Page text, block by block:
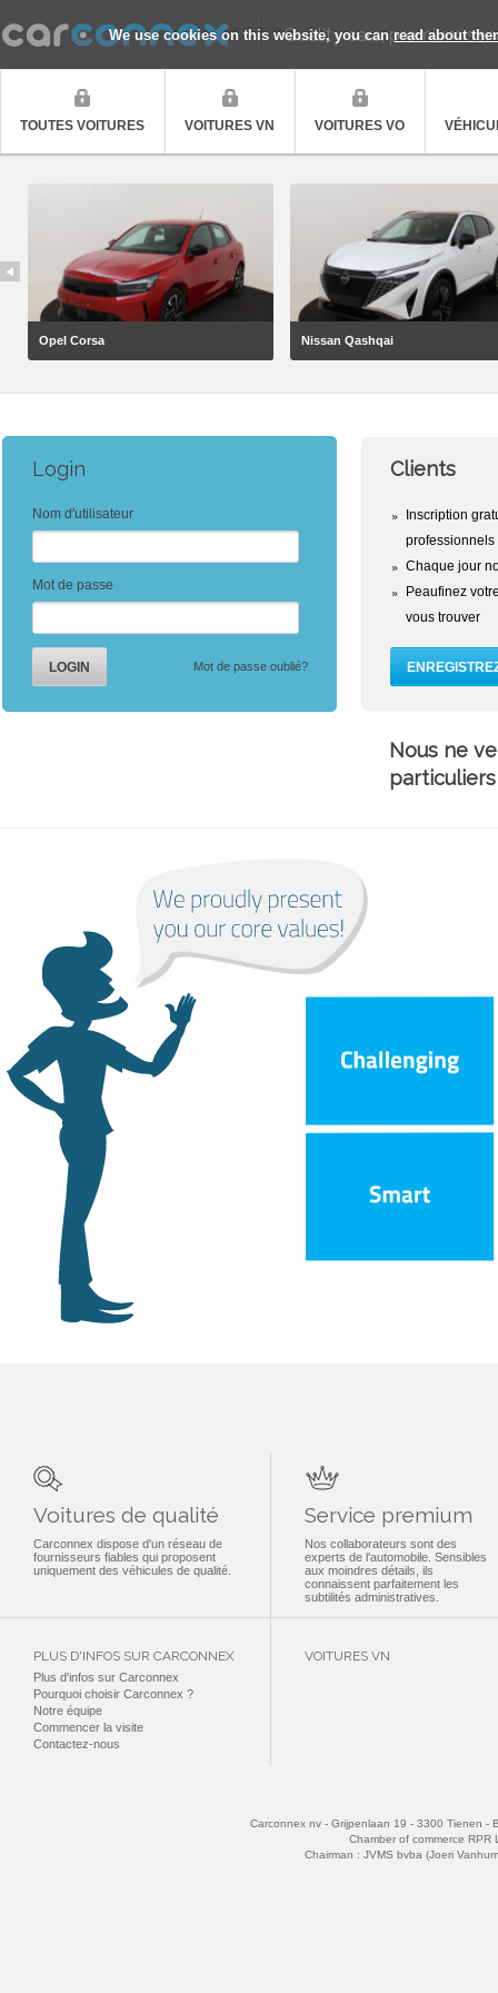
We use cookies on this website, you canread about
Quality cars, premium
TOUTES VOITURES VOITURES VN VOITURES VO
Opel Corsa Nissan Qashqai
Login
Nom d'utilisateur
Mot de passe
Mot de passe oublié?
Clients
Inscription
professionnels
Chaque jour
Peaufinez
vous trouver
Nous ne
particuliers
Voitures de qualité
Carconnex dispose d'un réseau de
fournisseurs fiables qui proposent
uniquement des véhicules de qualité.
Service premium
Nos collaborateurs sont des
experts de l'automobile. Sensibles
aux moindres détails, ils
connaissent parfaitement les
subtilités administratives.
PLUS D'INFOS SUR CARCONNEX
Plus d'infos sur Carconnex
Pourquoi choisir Carconnex ?
Notre équipe
Commencer la visite
Contactez-nous
VOITURES VN
Carconnex nv - Grijpenlaan 19 - 3300 Tienen -
Chamber of commerce RPR
Chairman : JVMS bvba (Joeri